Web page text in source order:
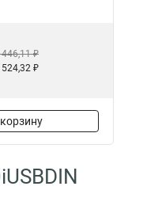
₽
524,32 ₽